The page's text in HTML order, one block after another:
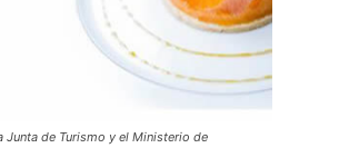
Junta de Turismo y el Ministerio de